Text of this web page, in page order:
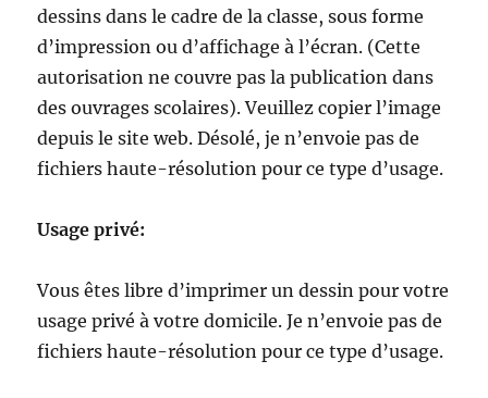
dessins dans le cadre de la classe, sous forme
d’impression ou d’affichage à l’écran. (Cette
autorisation ne couvre pas la publication dans
des ouvrages scolaires). Veuillez copier l’image
depuis le site web. Désolé, je n’envoie pas de
fichiers haute-résolution pour ce type d’usage.
Usage privé:
Vous êtes libre d’imprimer un dessin pour votre
usage privé à votre domicile. Je n’envoie pas de
fichiers haute-résolution pour ce type d’usage.